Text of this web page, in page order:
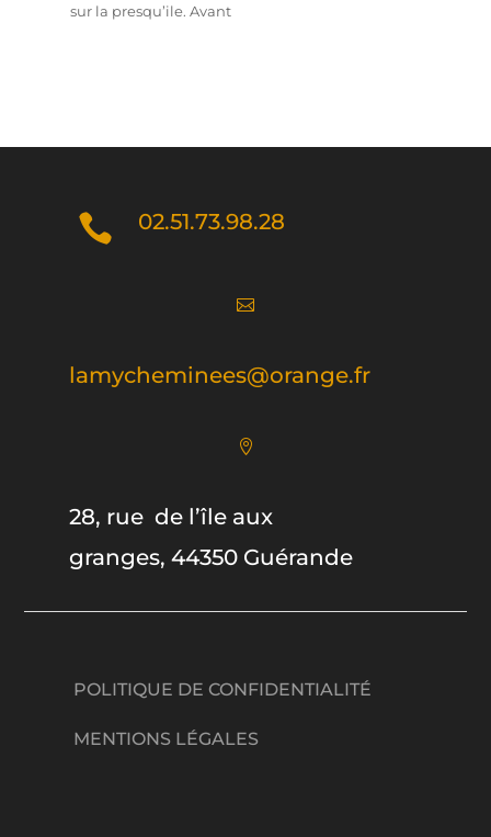
sur la presqu’ile. Avant
 02.51.73.98.28

lamycheminees@orange.fr

28, rue de l’île aux
granges, 44350 Guérande
POLITIQUE DE CONFIDENTIALITÉ
MENTIONS LÉGALES